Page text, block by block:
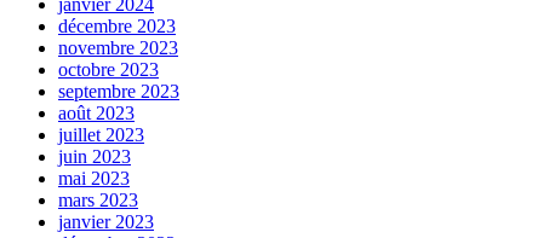
décembre 2023
novembre 2023
octobre 2023
septembre 2023
août 2023
juillet 2023
juin 2023
mai 2023
mars 2023
janvier 2023